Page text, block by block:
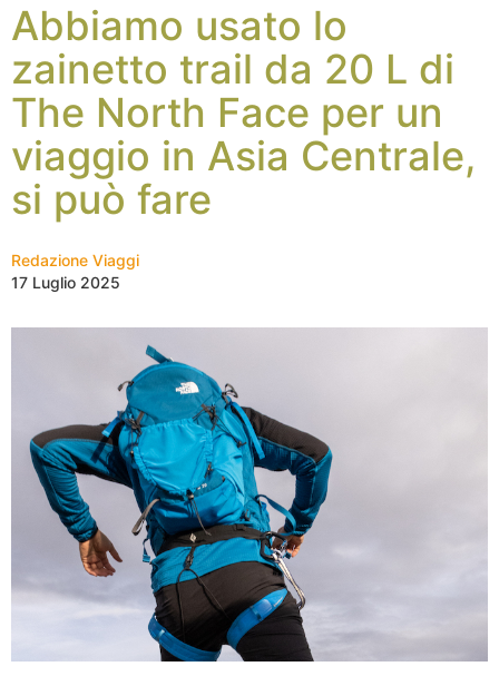
Abbiamo usato lo
zainetto trail da 20 L di
The North Face per un
viaggio in Asia Centrale,
si può fare
Redazione Viaggi
17 Luglio 2025